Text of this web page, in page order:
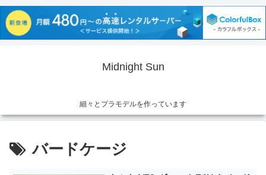
Midnight Sun
細々とプラモデルを作っています
バードケージ